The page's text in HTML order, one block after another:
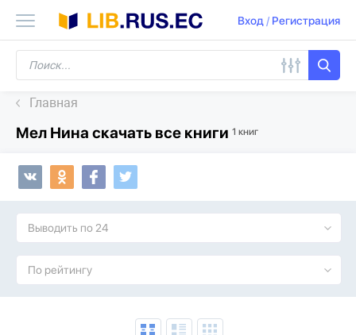
Вход/ Регистрация
Главная
Мел Нина скачать все книги 1 книг
Выводить по 24
По рейтингу